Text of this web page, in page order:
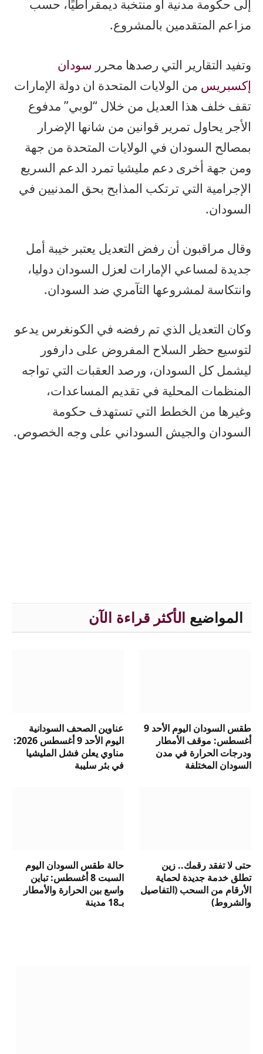
إلى حكومة مدنية أو منتخبة ديمقراطيًا، حسب
مزاعم المتقدمين بالمشروع.
وتفيد التقارير التي رصدها محرر سودان
إكسبريس من الولايات المتحدة ان دولة الإمارات
تقف خلف هذا العديل من خلال “لوبي” مدفوع
الأجر يحاول تمرير قوانين من شانها الإضرار
بمصالح السودان في الولايات المتحدة من جهة
ومن جهة أخرى دعم مليشيا تمرد الدعم السريع
الإجرامية التي ترتكب المذابح بحق المدنيين في
السودان.
وقال مراقبون أن رفض التعديل يعتبر خيبة أمل
جديدة لمساعي الإمارات لعزل السودان دوليا،
وانتكاسة لمشروعها التآمري ضد السودان.
وكان التعديل الذي تم رفضه في الكونغرس يدعو
لتوسيع حظر السلاح المفروض على دارفور
ليشمل كل السودان، ورصد العقبات التي تواجه
المنظمات المحلية في تقديم المساعدات،
وغيرها من الخطط التي تستهدف حكومة
السودان والجيش السوداني على وجه الخصوص.
المواضيع الأكثر قراءة الآن
طقس السودان اليوم الأحد 9
أغسطس: موقف الأمطار
ودرجات الحرارة في مدن
السودان المختلفة
عناوين الصحف السودانية
اليوم الأحد 9 أغسطس 2026:
مناوي يعلن فشل المليشيا
في بئر سليبة
حتى لا تفقد رقمك.. زين
تطلق خدمة جديدة لحماية
الأرقام من السحب (التفاصيل
والشروط)
حالة طقس السودان اليوم
السبت 8 أغسطس: تباين
واسع بين الحرارة والأمطار
بـ18 مدينة